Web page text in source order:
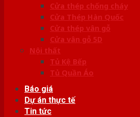
Cửa thép chống cháy
Cửa Thép Hàn Quốc
Cửa thép vân gỗ
Cửa vân gỗ 5D
Nội thất
Tủ Kệ Bếp
Tủ Quần Áo
Báo giá
Dự án thực tế
Tin tức